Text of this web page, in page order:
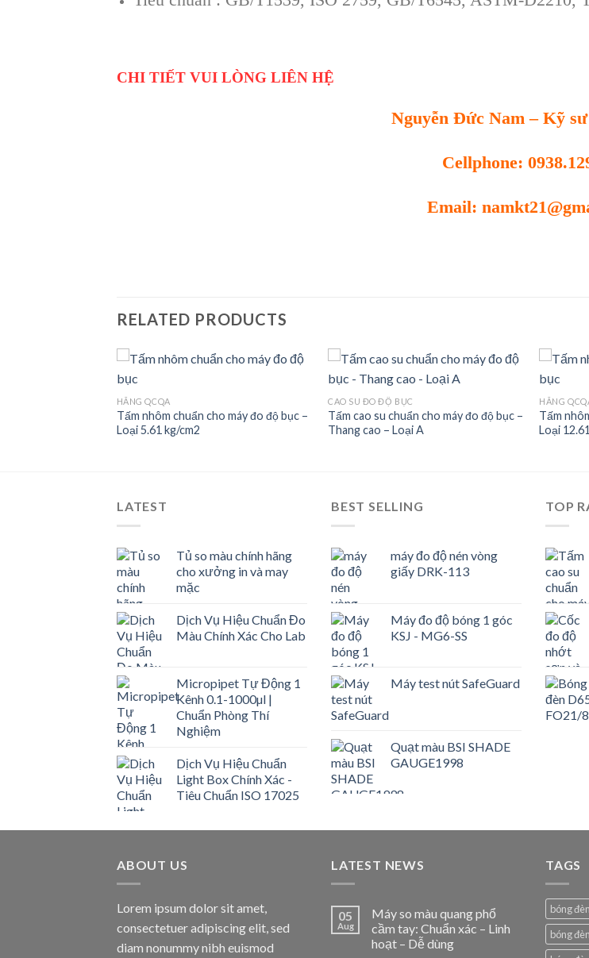
CHI TIẾT VUI LÒNG LIÊN HỆ
Nguyễn Đức Nam – Kỹ
Cellphone:
Email:
RELATED PRODUCTS
Add to
HÃNG QCQA
Tấm nhôm chuẩn cho máy đo độ bục –
Loại 5.61 kg/cm2
Add to
CAO SU ĐO ĐỘ BỤC
Tấm cao su chuẩn cho máy đo độ bục –
Thang cao – Loại A
HÃNG
Tấm
Loại
LATEST
Tủ so màu chính hãng
cho xưởng in và may
mặc
Dịch Vụ Hiệu Chuẩn Đo
Màu Chính Xác Cho Lab
Micropipet Tự Động 1
Kênh 0.1-1000µl |
Chuẩn Phòng Thí
Nghiệm
Dịch Vụ Hiệu Chuẩn
Light Box Chính Xác -
Tiêu Chuẩn ISO 17025
BEST SELLING
máy đo độ nén vòng
giấy DRK-113
Máy đo độ bóng 1 góc
KSJ - MG6-SS
Máy test nút SafeGuard
Quạt màu BSI SHADE
GAUGE1998
TOP
ABOUT US
Lorem ipsum dolor sit amet,
consectetuer adipiscing elit, sed
diam nonummy nibh euismod
LATEST NEWS
05
Aug
Máy so màu quang phổ
cầm tay: Chuẩn xác – Linh
hoạt – Dễ dùng
TAGS
bóng
bóng